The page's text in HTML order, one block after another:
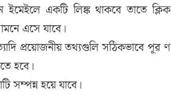
একটি লিঙ্ক থাকবে তাতে ক্লিক
এসে যাবে।
প্রয়োজনীয় তথ্যগুলি সঠিকভাবে পূর ণ
হবে।
সম্পন্ন হয়ে যাবে।